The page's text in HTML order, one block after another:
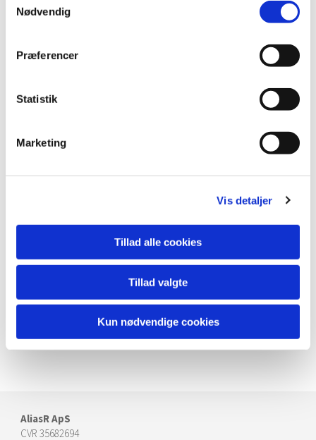
Nødvendig
Præferencer
Statistik
Marketing
Vis detaljer
Tillad alle cookies
Tillad valgte
Kun nødvendige cookies
AliasR ApS
CVR 35682694